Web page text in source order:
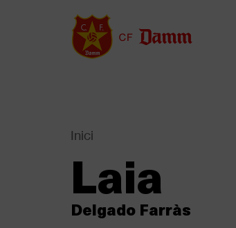
Fil
d'Ariadna
Inici
Laia
Delgado Farràs